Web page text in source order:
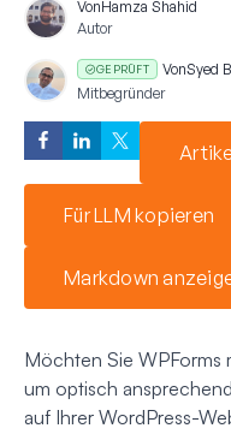
VonHamza Shahid
Autor
GEPRÜFT VonSyed
Mitbegründer
Für LLM kopieren
Markdown
Möchten Sie WPForms
um optisch
auf Ihrer WordPress-